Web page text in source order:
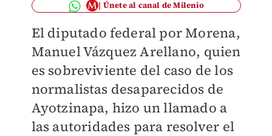
Únete al canal de Milenio
El diputado federal por Morena,
Manuel Vázquez Arellano, quien
es sobreviviente del caso de los
normalistas desaparecidos de
Ayotzinapa, hizo un llamado a
las autoridades para resolver el